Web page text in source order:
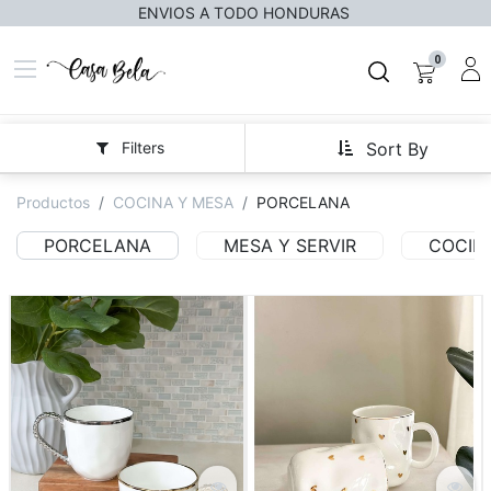
ENVIOS A TODO HONDURAS
0
Sort By
Filters
Productos COCINA Y MESA PORCELANA
PORCELANA MESA Y SERVIR